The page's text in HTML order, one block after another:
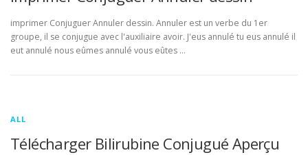
imprimer Conjuguer Annuler dessin. Annuler est un verbe du 1er
groupe, il se conjugue avec l'auxiliaire avoir. J'eus annulé tu eus annulé il
eut annulé nous eûmes annulé vous eûtes …
ALL
Télécharger Bilirubine Conjugué Aperçu